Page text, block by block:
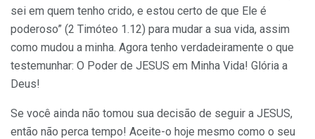
sei em quem tenho crido, e estou certo de que Ele é
poderoso” (2 Timóteo 1.12) para mudar a sua vida, assim
como mudou a minha. Agora tenho verdadeiramente o que
testemunhar: O Poder de JESUS em Minha Vida! Glória a
Deus!
Se você ainda não tomou sua decisão de seguir a JESUS,
então não perca tempo! Aceite-o hoje mesmo como o seu